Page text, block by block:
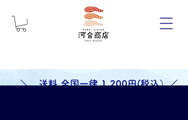
＼ 送料 全国一律 1,200円(税込）／